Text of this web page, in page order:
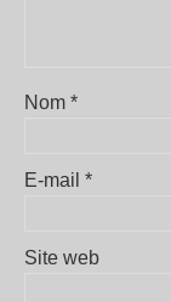
Nom *
E-mail *
Site web